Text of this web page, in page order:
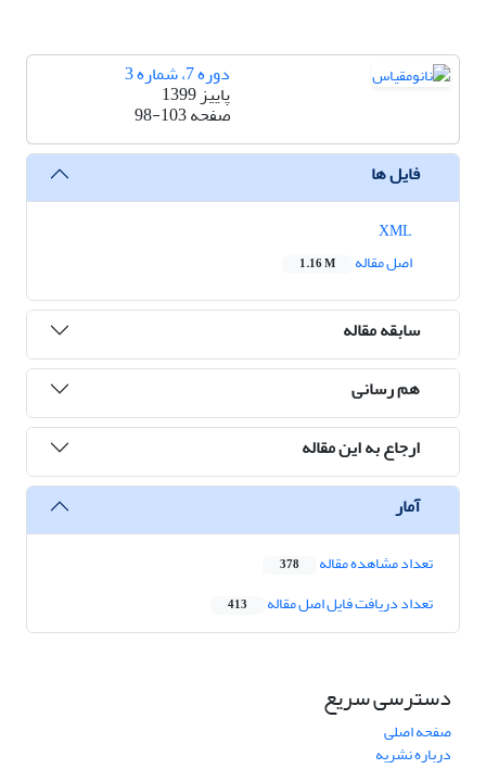
دوره 7، شماره 3
پاییز 1399
صفحه98-103
فایل ها
اصل مقاله
1.16 M
سابقه مقاله
هم رسانی
ارجاع به این مقاله
آمار
تعداد مشاهده مقاله 378
تعداد دریافت فایل اصل مقاله 413
دسترسی سریع
صفحه اصلی
درباره نشریه